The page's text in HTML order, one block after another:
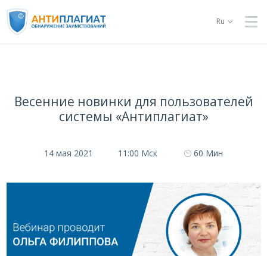
Ru
Весенние новинки для пользователей
системы «Антиплагиат»
14 мая 2021 11:00 Мск 60 Мин